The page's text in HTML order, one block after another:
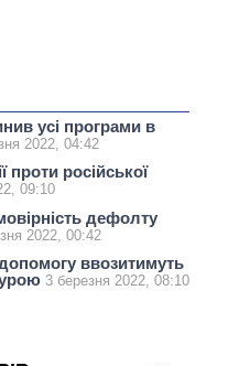
усі програми в
2022, 04:42
проти російської
09:10
дефолту
2022, 00:42
ввозитимуть
3 березня 2022, 08:10